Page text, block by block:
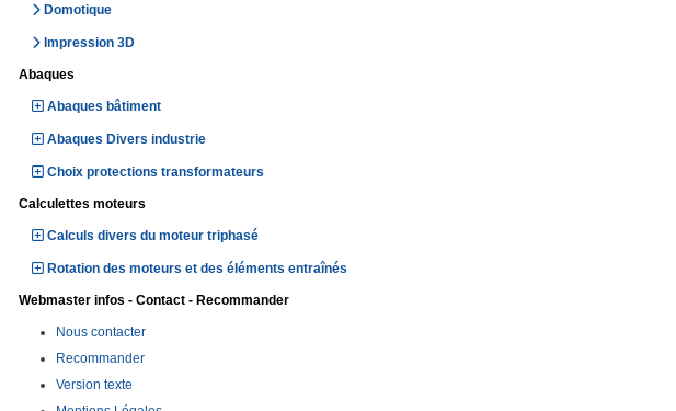
Domotique
Impression 3D
Abaques
Abaques bâtiment
Abaques Divers industrie
Choix protections transformateurs
Calculettes moteurs
Calculs divers du moteur triphasé
Rotation des moteurs et des éléments entraînés
Webmaster infos - Contact - Recommander
Nous contacter
Recommander
Version texte